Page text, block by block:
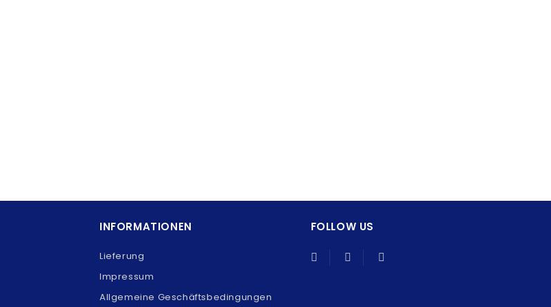
INFORMATIONEN
Lieferung
Impressum
Allgemeine Geschäftsbedingungen
FOLLOW US